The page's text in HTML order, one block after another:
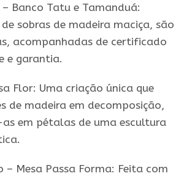
Banco Tatu e Tamanduá:
sobras de madeira maciça, são
acompanhadas de certificado
e garantia.
Flor: Uma criação única que
de madeira em decomposição,
em pétalas de uma escultura
– Mesa Passa Forma: Feita com